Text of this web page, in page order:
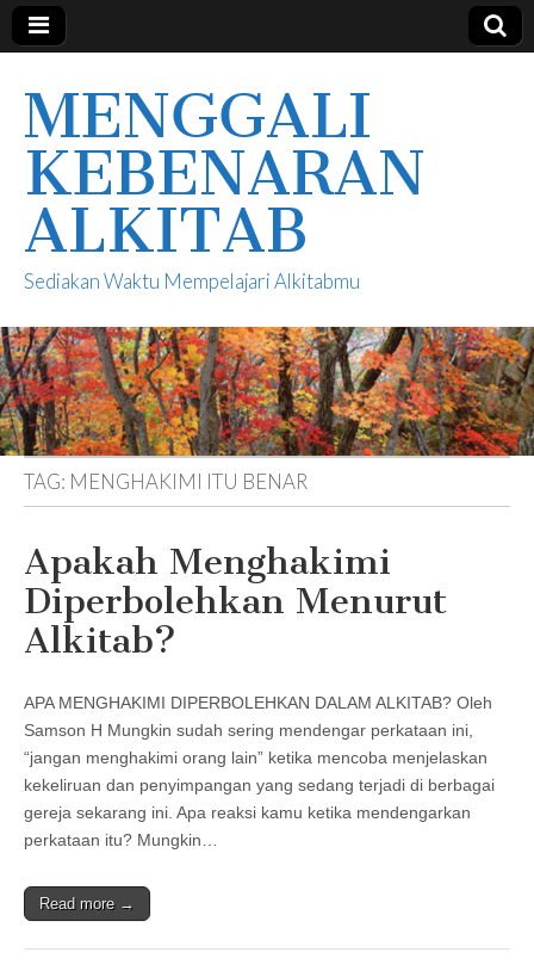
MENGGALI
KEBENARAN
ALKITAB
Sediakan Waktu Mempelajari Alkitabmu
TAG: MENGHAKIMI ITU BENAR
Apakah Menghakimi
Diperbolehkan Menurut
Alkitab?
APA MENGHAKIMI DIPERBOLEHKAN DALAM ALKITAB? Oleh
Samson H Mungkin sudah sering mendengar perkataan ini,
“jangan menghakimi orang lain” ketika mencoba menjelaskan
kekeliruan dan penyimpangan yang sedang terjadi di berbagai
gereja sekarang ini. Apa reaksi kamu ketika mendengarkan
perkataan itu? Mungkin…
Read more →